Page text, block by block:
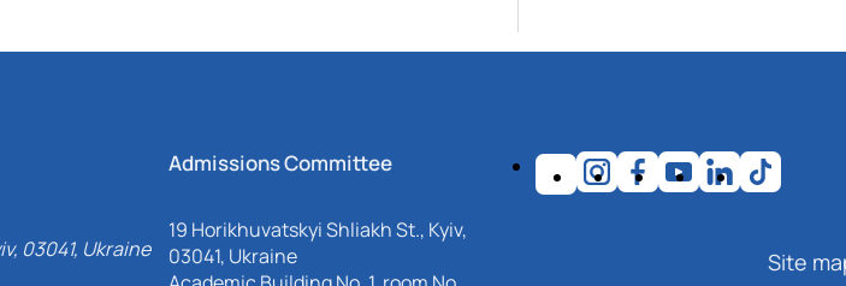
03041, Ukraine
Admissions Committee
19 Horikhuvatskyi Shliakh St., Kyiv,
03041, Ukraine
Site